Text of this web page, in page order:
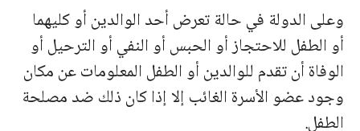
وعلى الدولة في حالة تعرض أحد الوالدين أو كليهما
أو الطفل للاحتجاز أو الحبس أو النفي أو الترحيل أو
الوفاة أن تقدم للوالدين أو الطفل المعلومات عن مكان
وجود عضو الأسرة الغائب إلا إذا كان ذلك ضد مصلحة
الطفل.